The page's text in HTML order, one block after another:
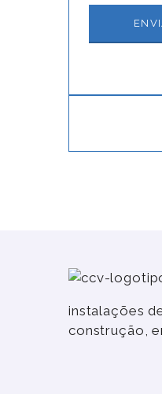
instalações
construção,